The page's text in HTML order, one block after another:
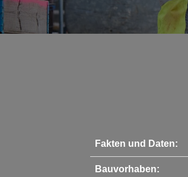
Fakten und Daten:
Bauvorhaben: